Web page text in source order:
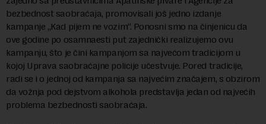
bezbednost saobraćaja, promovisali još jedno izdanje
kampanje „Kad pijem ne vozim“. Ponosni smo na činjenicu da
ove godine po osamnaesti put zajednički realizujemo ovu
kampanju, što je čini kampanjom sa najvećom tradicijom u
kojoj Uprava saobraćajne policije učestvuje. Pored tradicije,
radi se i o jednoj od kampanja sa najvećim značajem, s obzirom
da vožnja pod dejstvom alkohola predstavlja jedan od najvećih
problema bezbednosti saobraćaja.